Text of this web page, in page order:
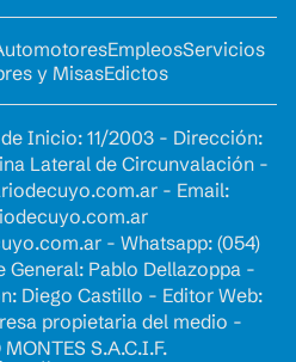
EmpleosServicios
y MisasEdictos
Inicio: 11/2003 - Dirección:
Lateral de Circunvalación -
- Email:
- Whatsapp: (054)
General: Pablo Dellazoppa -
Diego Castillo - Editor Web:
propietaria del medio -
S.A.C.I.F.